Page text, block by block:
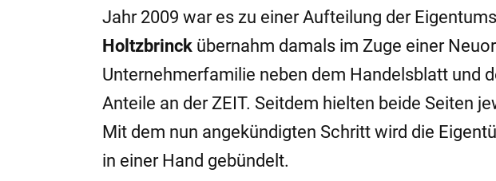
Jahr 2009 war es zu einer Aufteilung der
Holtzbrinck übernahm damals im Zuge einer
Unternehmerfamilie neben dem Handelsblatt und
Anteile an der ZEIT. Seitdem hielten beide Seiten
Mit dem nun angekündigten Schritt wird die
in einer Hand gebündelt.